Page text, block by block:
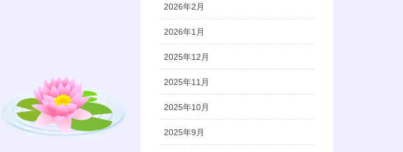
2026年2月
2026年1月
2025年12月
2025年11月
2025年10月
2025年9月